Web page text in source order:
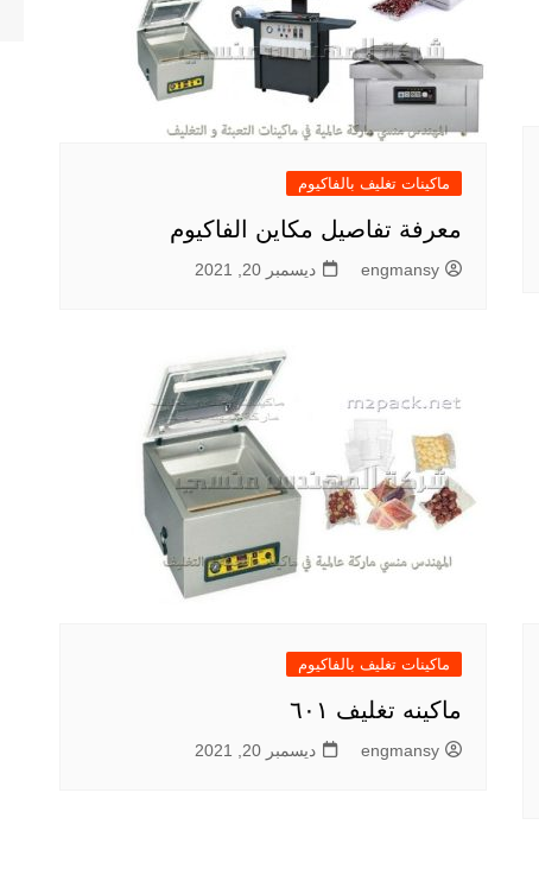
ماكينات تغليف بالفاكيوم
معرفة تفاصيل مكاين الفاكيوم
engmansy ديسمبر 20, 2021
ماكينات تغليف بالفاكيوم
ماكينه تغليف ٦٠١
engmansy ديسمبر 20, 2021